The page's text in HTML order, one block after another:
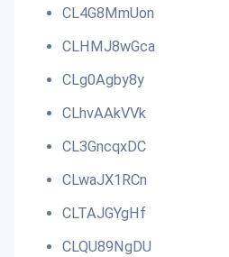
CL4G8MmUon
CLHMJ8wGca
CLg0Agby8y
CLhvAAkVVk
CL3GncqxDC
CLwaJX1RCn
CLTAJGYgHf
CLQU89NgDU